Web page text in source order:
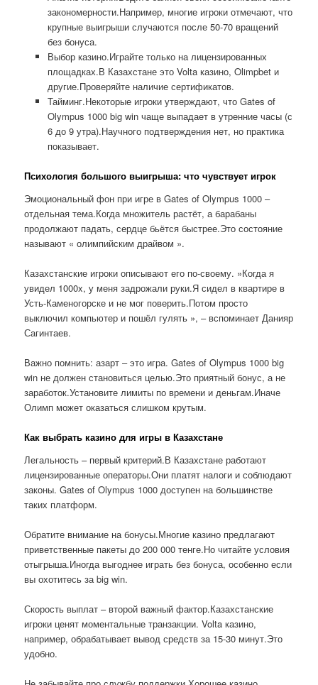
закономерности.Например, многие игроки отмечают, что
крупные выигрыши случаются после 50-70 вращений
без бонуса.
Выбор казино.Играйте только на лицензированных
площадках.В Казахстане это Volta казино, Olimpbet и
другие.Проверяйте наличие сертификатов.
Тайминг.Некоторые игроки утверждают, что Gates of
Olympus 1000 big win чаще выпадает в утренние часы (с
6 до 9 утра).Научного подтверждения нет, но практика
показывает.
Психология большого выигрыша: что чувствует игрок
Эмоциональный фон при игре в Gates of Olympus 1000 –
отдельная тема.Когда множитель растёт, а барабаны
продолжают падать, сердце бьётся быстрее.Это состояние
называют « олимпийским драйвом ».
Казахстанские игроки описывают его по-своему. »Когда я
увидел 1000x, у меня задрожали руки.Я сидел в квартире в
Усть-Каменогорске и не мог поверить.Потом просто
выключил компьютер и пошёл гулять », – вспоминает Данияр
Сагинтаев.
Важно помнить: азарт – это игра. Gates of Olympus 1000 big
win не должен становиться целью.Это приятный бонус, а не
заработок.Установите лимиты по времени и деньгам.Иначе
Олимп может оказаться слишком крутым.
Как выбрать казино для игры в Казахстане
Легальность – первый критерий.В Казахстане работают
лицензированные операторы.Они платят налоги и соблюдают
законы. Gates of Olympus 1000 доступен на большинстве
таких платформ.
Обратите внимание на бонусы.Многие казино предлагают
приветственные пакеты до 200 000 тенге.Но читайте условия
отыгрыша.Иногда выгоднее играть без бонуса, особенно если
вы охотитесь за big win.
Скорость выплат – второй важный фактор.Казахстанские
игроки ценят моментальные транзакции. Volta казино,
например, обрабатывает вывод средств за 15-30 минут.Это
удобно.